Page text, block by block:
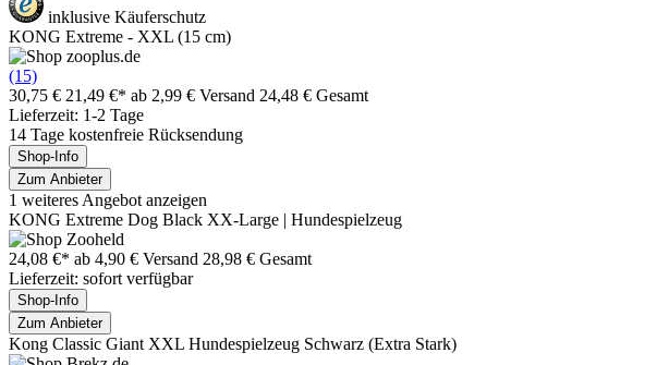
inklusive Käuferschutz
KONG Extreme - XXL (15 cm)
(15)
30,75 € 21,49 €* ab 2,99 € Versand 24,48 € Gesamt
Lieferzeit: 1-2 Tage
14 Tage kostenfreie Rücksendung
Shop-Info
Zum Anbieter
1 weiteres Angebot anzeigen
KONG Extreme Dog Black XX-Large | Hundespielzeug
24,08 €* ab 4,90 € Versand 28,98 € Gesamt
Lieferzeit: sofort verfügbar
Shop-Info
Zum Anbieter
Kong Classic Giant XXL Hundespielzeug Schwarz (Extra Stark)